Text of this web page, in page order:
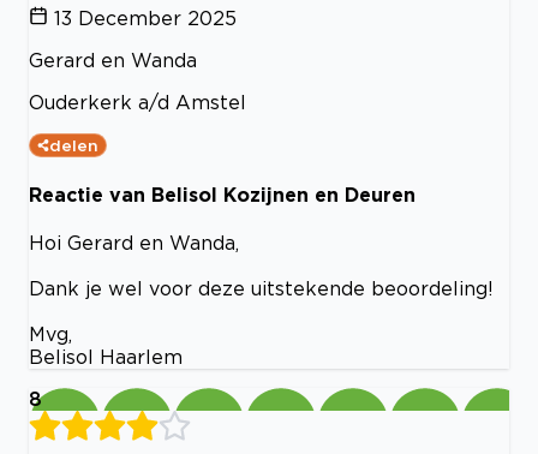
13 December 2025
Gerard en Wanda
Ouderkerk a/d Amstel
delen
Reactie van Belisol Kozijnen en Deuren
Hoi Gerard en Wanda,
Dank je wel voor deze uitstekende beoordeling!
Mvg,
Belisol Haarlem
8